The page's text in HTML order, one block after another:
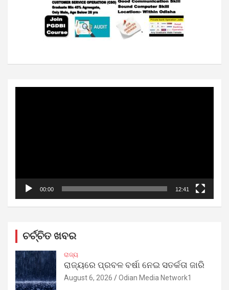
00:00 12:41
ଚର୍ଚ୍ଚିତ ଖବର
ରାଜ୍ୟ
ରାଜ୍ୟରେ ପ୍ରବଳ ବର୍ଷା ନେଇ ସତର୍କତା ଜାରି
August 6, 2026 Odian Media Network1